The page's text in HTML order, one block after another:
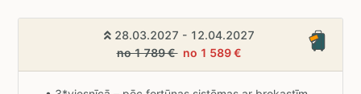
28.03.2027 - 12.04.2027
no 1 789 €no 1 589 €